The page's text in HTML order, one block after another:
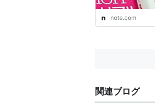
「Conway's
「人生、宇宙
究極の問い
Google
note.com
関連ブログ